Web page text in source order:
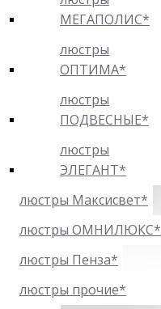
МЕГАПОЛИС*
люстры
ОПТИМА*
люстры
ПОДВЕСНЫЕ*
люстры
ЭЛЕГАНТ*
люстры Максисвет*
люстры ОМНИЛЮКС*
люстры Пенза*
люстры прочие*